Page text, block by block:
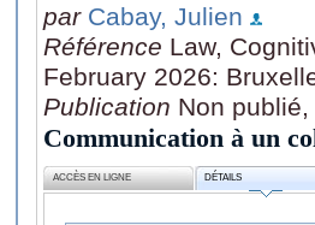
par Cabay, Julien
Référence Law,
February 2026:
Publication Non
Communication à un
ACCÈS EN LIGNE DÉTAILS